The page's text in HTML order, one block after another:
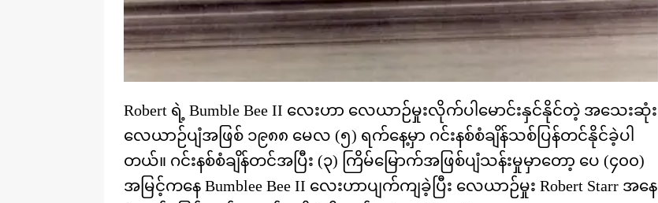
Robert ရဲ့ Bumble Bee II လေးဟာ လေယာဉ်မှုးလိုက်ပါမောင်းနှင်နိုင်တဲ့ အသေးဆုံး
လေယာဉ်ပျံအဖြစ် ၁၉၈၈ မေလ (၅) ရက်နေ့မှာ ဂင်းနစ်စံချိန်သစ်ပြန်တင်နိုင်ခဲ့ပါ
တယ်။ ဂင်းနစ်စံချိန်တင်အပြီး (၃) ကြိမ်မြောက်အဖြစ်ပျံသန်းမှုမှာတော့ ပေ (၄၀၀)
အမြင့်ကနေ Bumblee Bee II လေးဟာပျက်ကျခဲ့ပြီး လေယာဉ်မှုး Robert Starr အနေ